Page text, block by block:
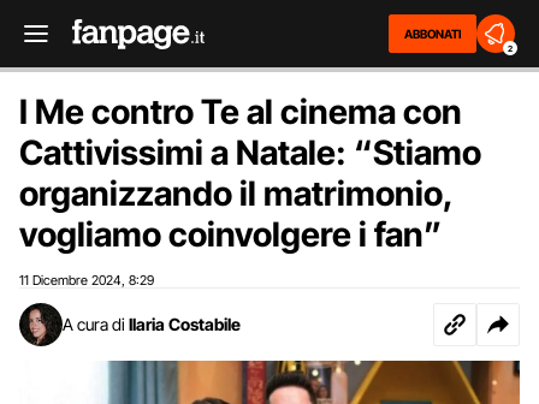
ABBONATI
2
I Me contro Te al cinema con
Cattivissimi a Natale: “Stiamo
organizzando il matrimonio,
vogliamo coinvolgere i fan”
11 Dicembre 2024 8:29
A cura di Ilaria Costabile